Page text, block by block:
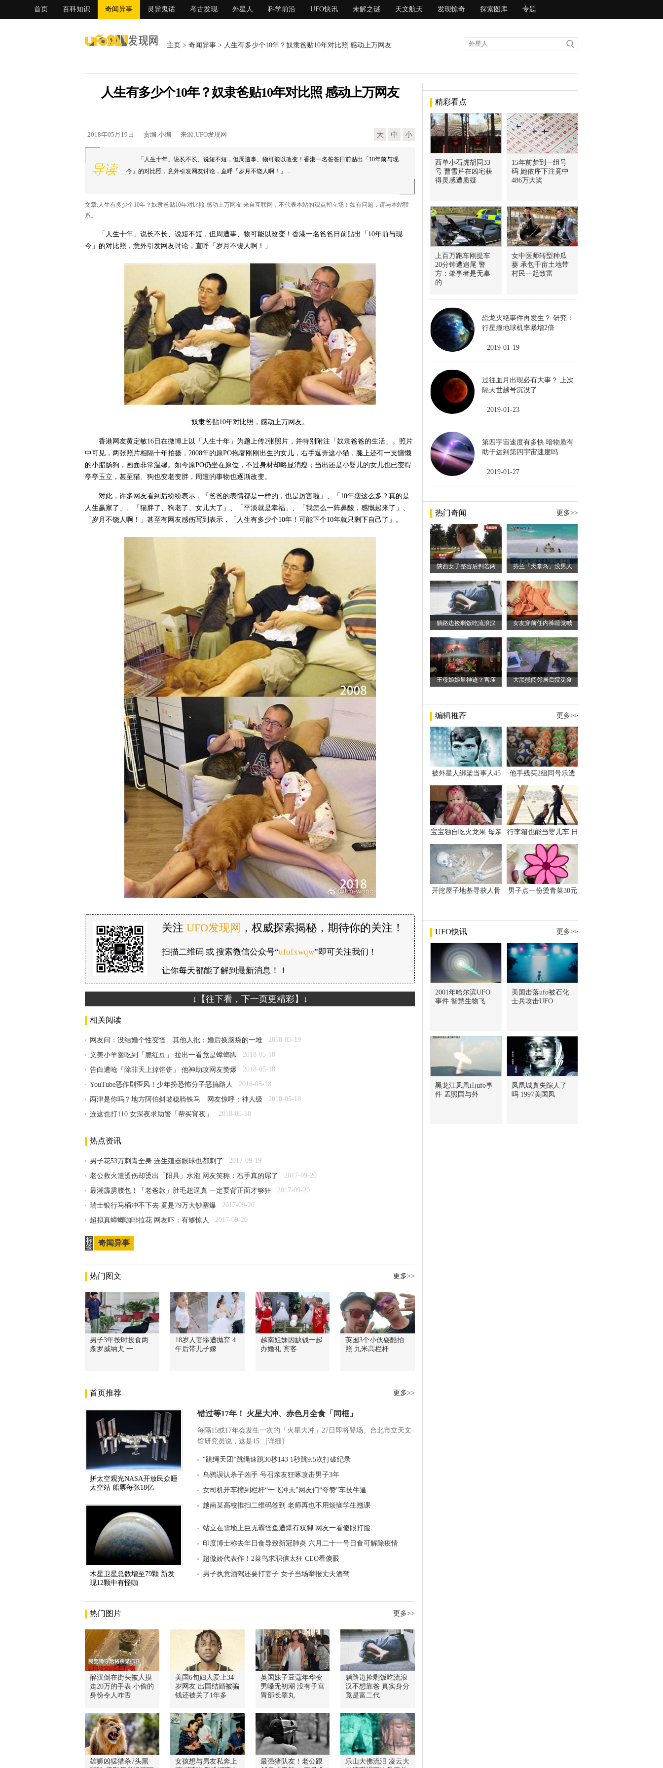
首页 百科知识 奇闻异事 灵异鬼话 考古发现 外星人 科学前沿 UFO快讯 未解之谜 天文航天 发现惊奇 探索图库 专题
主页 > 奇闻异事 > 人生有多少个10年？奴隶爸贴10年对比照 感动上万网友
人生有多少个10年？奴隶爸贴10年对比照 感动上万网友
2018年05月19日 责编:小编 来源:UFO发现网 大 中 小
导读
「人生十年」说长不长、说短不短，但周遭事、物可能以改变！香港一名爸爸日前贴出「10年前与现
今」的对比照，意外引发网友讨论，直呼「岁月不饶人啊！」...
文章:人生有多少个10年？奴隶爸贴10年对比照 感动上万网友 来自互联网，不代表本站的观点和立场！如有问题，请与本站联
系。
「人生十年」说长不长、说短不短，但周遭事、物可能以改变！香港一名爸爸日前贴出「10年前与现
今」的对比照，意外引发网友讨论，直呼「岁月不饶人啊！」
奴隶爸贴10年对比照，感动上万网友。
香港网友黄定敏16日在微博上以「人生十年」为题上传2张照片，并特别附注「奴隶爸爸的生活」。照片
中可见，两张照片相隔十年拍摄，2008年的原PO抱著刚刚出生的女儿，右手逗弄这小猫，腿上还有一支慵懒
的小腊肠狗，画面非常温馨。如今原PO仍坐在原位，不过身材却略显消瘦；当出还是小婴儿的女儿也已变得
亭亭玉立，甚至猫、狗也变老变胖，周遭的事物也逐渐改变。
对此，许多网友看到后纷纷表示，「爸爸的表情都是一样的，也是厉害啦」、「10年瘦这么多？真的是
人生赢家了」、「猫胖了、狗老了、女儿大了」、「平淡就是幸福」、「我怎么一阵鼻酸，感慨起来了」、
「岁月不饶人啊！」甚至有网友感伤写到表示，「人生有多少个10年！可能下个10年就只剩下自己了」。
关注 UFO发现网 ，权威探索揭秘，期待你的关注！
扫描二维码 或 搜索微信公众号“ufofxwqw”即可关注我们！
让你每天都能了解到最新消息！！
↓【往下看，下一页更精彩】↓
相关阅读
网友问：没结婚个性变怪 其他人批：婚后换脑袋的一堆 2018-05-19
义美小羊羹吃到「脆红豆」 拉出一看竟是蟑螂脚 2018-05-18
告白遭呛「除非天上掉馅饼」 他神助攻网友赞爆 2018-05-18
YouTube恶作剧歪风！少年扮恐怖分子恶搞路人 2018-05-18
两津是你吗？地方阿伯斜坡稳骑铁马 网友惊呼：神人级 2018-05-18
连这也打110 女深夜求助警「帮买宵夜」 2018-05-18
热点资讯
男子花53万刺青全身 连生殖器眼球也都刺了 2017-09-19
老公救火遭烫伤却烫出「阳具」水泡 网友笑称：右手真的屌了 2017-09-20
最潮霹雳腰包！「老爸款」肚毛超逼真 一定要背正面才够狂 2017-09-20
瑞士银行马桶冲不下去 竟是79万大钞塞爆 2017-09-20
超拟真蟑螂咖啡拉花 网友吓：有够惊人 2017-09-20
标
签
奇闻异事
热门图文 更多>>
男子3年按时投食两
条罗威纳犬 一
18岁人妻惨遭抛弃 4
年后带儿子嫁
越南姐妹因缺钱一起
办婚礼 宾客
英国3个小伙耍酷拍
照 九米高栏杆
首页推荐 更多>>
拼太空观光NASA开放民众睡
太空站 船票每张18亿
木星卫星总数增至79颗 新发
现12颗中有怪咖
错过等17年！ 火星大冲、赤色月全食「同框」
每隔15或17年会发生一次的「火星大冲」27日即将登场。台北市立天文
馆研究员说，这是15...[详细]
“跳绳天团”跳绳速跳30秒143 1秒跳9.5次打破纪录
乌鸦误认杀子凶手 号召亲友狂啄攻击男子3年
女司机开车撞到栏杆“一飞冲天”网友们“夸赞”车技牛逼
越南某高校推扫二维码签到 老师再也不用烦恼学生翘课
站立在雪地上巨无霸怪鱼遭爆有双脚 网友一看傻眼打脸
印度博士称去年日食导致新冠肺炎 六月二十一号日食可解除疫情
超傲娇代表作！2菜鸟求职信太狂 CEO看傻眼
男子执意酒驾还要打妻子 女子当场举报丈夫酒驾
热门图片 更多>>
醉汉倒在街头被人摸
走20万的手表 小偷的
身份令人咋舌
美国6旬妇人爱上34
岁网友 出国结婚被骗
钱还被关了1年多
英国妹子豆蔻年华变
男嗓无初潮 没有子宫
胃部长睾丸
躺路边捡剩饭吃流浪
汉不想靠爸 真实身分
竟是富二代
雄狮凶猛猎杀7头黑
女孩想与男友私奔上
最强猪队友！老公跟
乐山大佛流泪 凌云大
精彩看点
西单小石虎胡同33
号 曹雪芹在凶宅获
得灵感遭质疑
15年前梦到一组号
码 她依序下注竟中
486万大奖
上百万跑车刚提车
20分钟遭追尾 警
方：肇事者是无辜
的
女中医师转型种瓜
蒌 承包千亩土地带
村民一起致富
恐龙灭绝事件再发生？ 研究：
行星撞地球机率暴增2倍
2019-01-19
过往血月出现必有大事？ 上次
隔天世越号沉没了
2019-01-23
第四宇宙速度有多快 暗物质有
助于达到第四宇宙速度吗
2019-01-27
热门奇闻 更多>>
陕西女子整容后判若两 芬兰「天堂岛」没男人
躺路边捡剩饭吃流浪汉 女友穿前任内裤睡觉喊
王母娘娘显神迹？宫庙 大黑熊闯邻居后院觅食
编辑推荐 更多>>
被外星人绑架当事人45
斯卡古拉事件
他手残买2组同号乐透
万
宝宝独自吃火龙果 母亲
行李箱也能当婴儿车 日
开挖屋子地基寻获人骨
男子点一份烫青菜30元
UFO快讯 更多>>
2001年哈尔滨UFO
事件 智慧生物飞
美国击落ufo被石化
士兵攻击UFO
黑龙江凤凰山ufo事
件 孟照国与外
凤凰城真失踪人了
吗 1997美国凤